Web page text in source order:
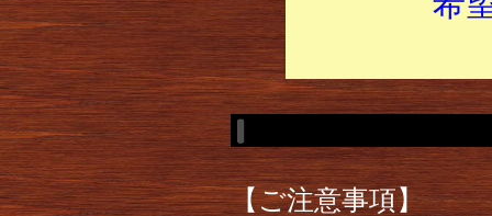
【ご注意事項】